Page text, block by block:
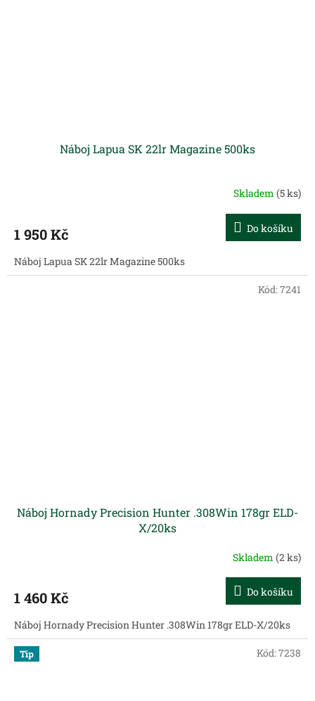
Náboj Lapua SK 22lr Magazine 500ks
Skladem (5 ks)
1 950 Kč Do košíku
Náboj Lapua SK 22lr Magazine 500ks
Náboj Hornady Precision Hunter .308Win 178gr ELD-
X/20ks
Skladem (2 ks)
1 460 Kč Do košíku
Náboj Hornady Precision Hunter .308Win 178gr ELD-X/20ks
Kód:7241
Tip Kód:7238